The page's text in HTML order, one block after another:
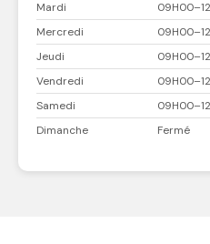
Mardi
Mercredi
Jeudi
Vendredi
Samedi
Dimanche
Fermé